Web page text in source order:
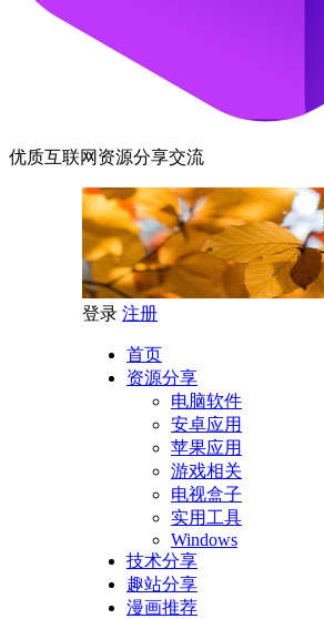
优质互联网资源分享交流
登录 注册
首页
资源分享
电脑软件
安卓应用
苹果应用
游戏相关
电视盒子
实用工具
Windows
技术分享
趣站分享
漫画推荐